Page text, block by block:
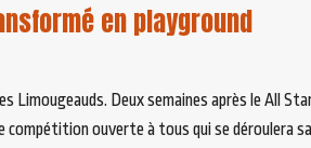
en playground
Deux semaines après le All
compétition ouverte à tous qui se déroulera